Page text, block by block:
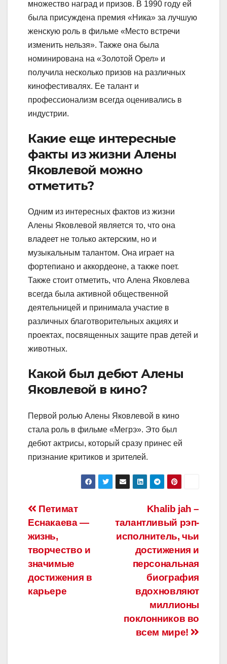
множество наград и призов. В 1990 году ей
была присуждена премия «Ника» за лучшую
женскую роль в фильме «Место встречи
изменить нельзя». Также она была
номинирована на «Золотой Орел» и
получила несколько призов на различных
кинофестивалях. Ее талант и
профессионализм всегда оценивались в
индустрии.
Какие еще интересные
факты из жизни Алены
Яковлевой можно
отметить?
Одним из интересных фактов из жизни
Алены Яковлевой является то, что она
владеет не только актерским, но и
музыкальным талантом. Она играет на
фортепиано и аккордеоне, а также поет.
Также стоит отметить, что Алена Яковлева
всегда была активной общественной
деятельницей и принимала участие в
различных благотворительных акциях и
проектах, посвященных защите прав детей и
животных.
Какой был дебют Алены
Яковлевой в кино?
Первой ролью Алены Яковлевой в кино
стала роль в фильме «Мегрэ». Это был
дебют актрисы, который сразу принес ей
признание критиков и зрителей.
Навигация
по
записям
Khalib jah –
талантливый рэп-
исполнитель, чьи
достижения и
персональная
биография
вдохновляют
миллионы
поклонников во
всем мире!
Петимат
Еснакаева —
жизнь,
творчество и
значимые
достижения в
карьере